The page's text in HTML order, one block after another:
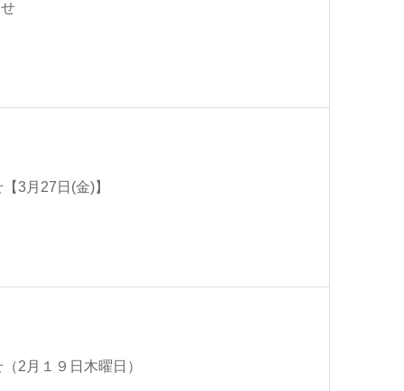
3月27日(金)】
2月１９日木曜日）